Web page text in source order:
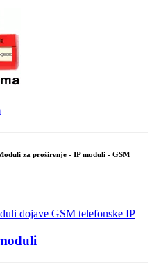
za proširenje - IP moduli - GSM